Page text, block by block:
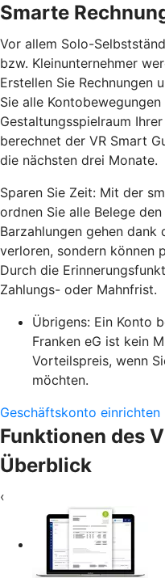
Smarte
Vor allem Solo-
bzw. Kleinunternehmer
Erstellen Sie Rechnungen
Sie alle
Gestaltungsspielraum
berechnet der VR Smart
die nächsten drei Monate.
Sparen Sie Zeit: Mit der
ordnen Sie alle Belege
Barzahlungen gehen dank
verloren, sondern können
Durch die
Zahlungs- oder Mahnfrist.
Übrigens: Ein Konto
Franken eG ist kein
Vorteilspreis, wenn
möchten.
Geschäftskonto einrichten
Funktionen des
Überblick
‹